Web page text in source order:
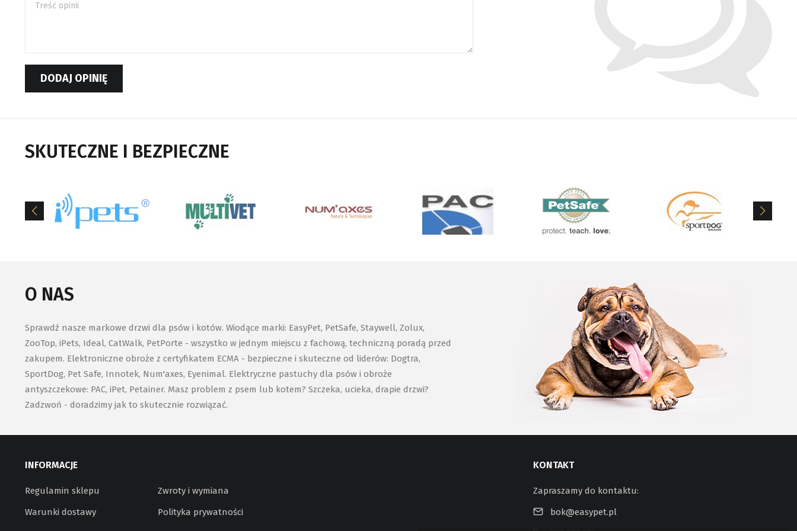
Treść opinii
DODAJ OPINIĘ
SKUTECZNE I BEZPIECZNE
O NAS
Sprawdź nasze markowe drzwi dla psów i kotów. Wiodące marki: EasyPet, PetSafe, Staywell, Zolux,
ZooTop, iPets, Ideal, CatWalk, PetPorte - wszystko w jednym miejscu z fachową, techniczną poradą przed
zakupem. Elektroniczne obroże z certyfikatem ECMA - bezpieczne i skuteczne od liderów: Dogtra,
SportDog, Pet Safe, Innotek, Num'axes, Eyenimal. Elektryczne pastuchy dla psów i obroże
antyszczekowe: PAC, iPet, Petainer. Masz problem z psem lub kotem? Szczeka, ucieka, drapie drzwi?
Zadzwoń - doradzimy jak to skutecznie rozwiązać.
INFORMACJE
Regulamin sklepu
Warunki dostawy
Zwroty i wymiana
Polityka prywatności
KONTAKT
Zapraszamy do kontaktu:
bok@easypet.pl